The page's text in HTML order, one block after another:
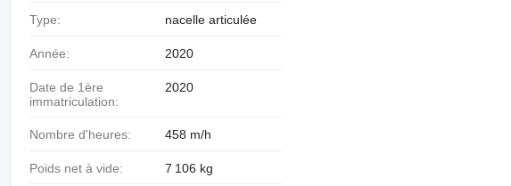
Type: nacelle articulée
Année: 2020
Date de 1ère
immatriculation:
2020
Nombre d'heures: 458 m/h
Poids net à vide: 7 106 kg